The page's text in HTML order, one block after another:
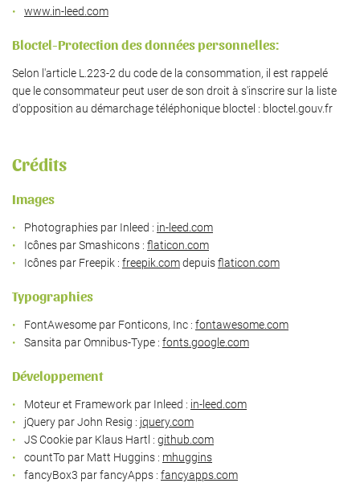
produits
locaux
Galerie
Actualités
Avis
Une
Restez
www.in-leed.com
Bloctel-Protection des données personnelles:
Selon l'article L.223-2 du code de la consommation, il est rappelé
que le consommateur peut user de son droit à s'inscrire sur la liste
d'opposition au démarchage téléphonique bloctel : bloctel.gouv.fr
Crédits
Images
Photographies par Inleed : in-leed.com
Icônes par Smashicons : flaticon.com
Icônes par Freepik : freepik.comdepuisflaticon.com
Typographies
FontAwesome par Fonticons, Inc : fontawesome.com
Sansita par Omnibus-Type : fonts.google.com
Développement
Moteur et Framework par Inleed : in-leed.com
jQuery par John Resig : jquery.com
JS Cookie par Klaus Hartl : github.com
countTo par Matt Huggins : mhuggins
fancyBox3 par fancyApps : fancyapps.com